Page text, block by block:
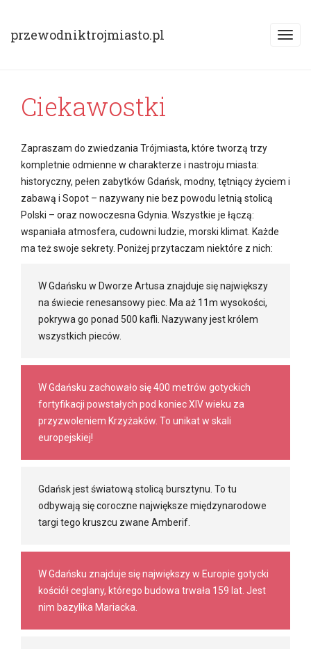
T
i
przewodniktrojmiasto.pl
Ciekawostki
Zapraszam do zwiedzania Trójmiasta, które tworzą trzy
kompletnie odmienne w charakterze i nastroju miasta:
historyczny, pełen zabytków Gdańsk, modny, tętniący życiem i
zabawą i Sopot – nazywany nie bez powodu letnią stolicą
Polski – oraz nowoczesna Gdynia. Wszystkie je łączą:
wspaniała atmosfera, cudowni ludzie, morski klimat. Każde
ma też swoje sekrety. Poniżej przytaczam niektóre z nich:
W Gdańsku w Dworze Artusa znajduje się największy
na świecie renesansowy piec. Ma aż 11m wysokości,
pokrywa go ponad 500 kafli. Nazywany jest królem
wszystkich pieców.
W Gdańsku zachowało się 400 metrów gotyckich
fortyfikacji powstałych pod koniec XIV wieku za
przyzwoleniem Krzyżaków. To unikat w skali
europejskiej!
Gdańsk jest światową stolicą bursztynu. To tu
odbywają się coroczne największe międzynarodowe
targi tego kruszcu zwane Amberif.
W Gdańsku znajduje się największy w Europie gotycki
kościół ceglany, którego budowa trwała 159 lat. Jest
nim bazylika Mariacka.